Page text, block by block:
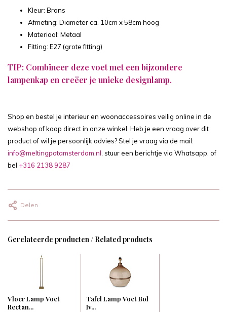
Kleur: Brons
Afmeting: Diameter ca. 10cm x 58cm hoog
Materiaal: Metaal
Fitting: E27 (grote fitting)
TIP: Combineer deze voet met eenbijzondere
lampenkap en creëer je unieke designlamp.
Shop en bestel je interieur en woonaccessoires veilig online in de
webshop of koop direct in onze winkel. Heb je een vraag over dit
product of wil je persoonlijk advies? Stel je vraag via de mail:
info@meltingpotamsterdam.nl, stuur een berichtje via Whatsapp, of
bel +316 2138 9287
Delen
Gerelateerde producten / Related products
Vloer Lamp Voet
Rectan...
Tafel Lamp Voet Bol
Iv...